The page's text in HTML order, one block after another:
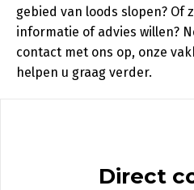
gebied van loods slopen? Of
informatie of advies willen?
contact met ons op, onze
helpen u graag verder.
Direct